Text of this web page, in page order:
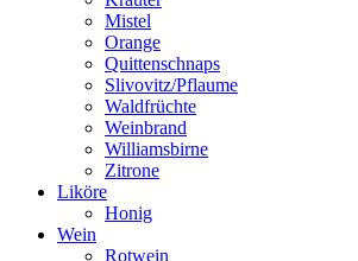
Mistel
Orange
Quittenschnaps
Slivovitz/Pflaume
Waldfrüchte
Weinbrand
Williamsbirne
Zitrone
Liköre
Honig
Wein
Rotwein